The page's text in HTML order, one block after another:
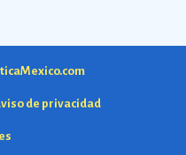
de privacidad